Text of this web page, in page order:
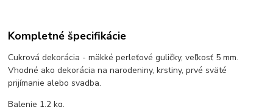
Kompletné špecifikácie
Cukrová dekorácia - mäkké perleťové guličky, veľkosť 5 mm.
Vhodné ako dekorácia na narodeniny, krstiny, prvé sväté
prijímanie alebo svadba.
Balenie 1,2 kg.